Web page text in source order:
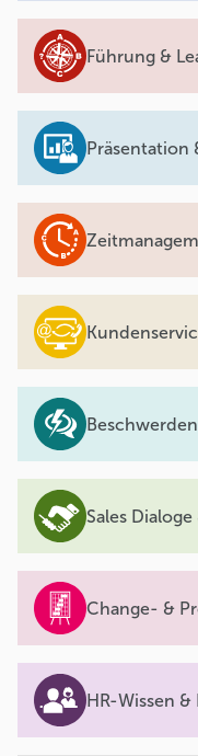
Führung &
Präsentation
Sales
Change- &
HR-Wissen